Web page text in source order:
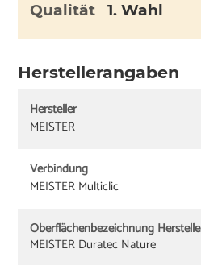
Qualität 1. Wahl
Herstellerangaben
Hersteller
MEISTER
Verbindung
MEISTER Multiclic
Oberflächenbezeichnung
MEISTER Duratec Nature